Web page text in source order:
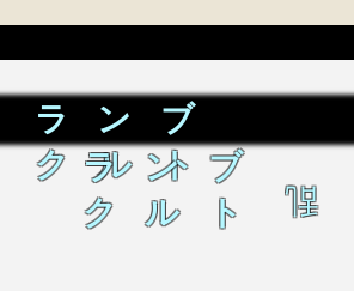
ラ ン ブ
ク ル ト
ラ ン ブ
ク ル ト
乱